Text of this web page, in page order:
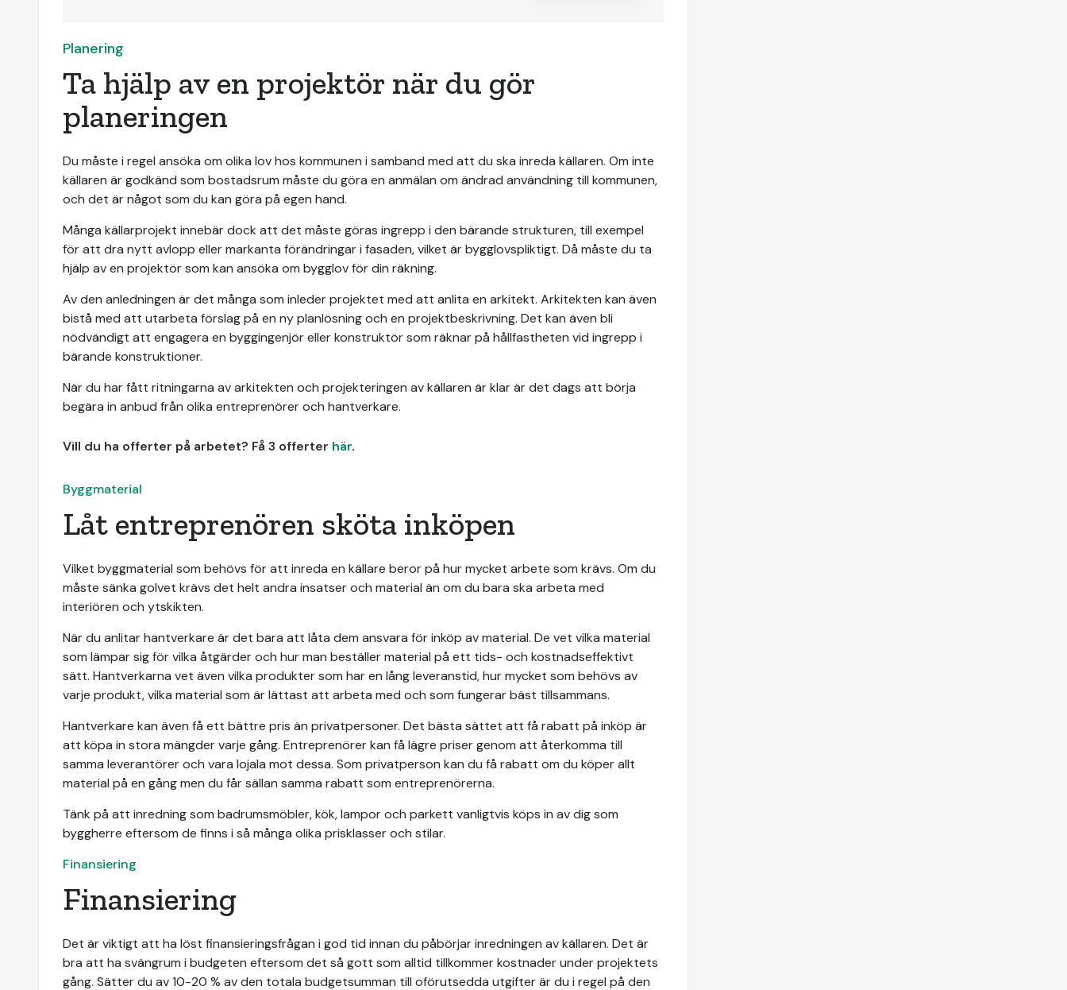
Planering
Ta hjälp av en projektör när du gör
planeringen
Du måste i regel ansöka om olika lov hos kommunen i samband med att du ska inreda källaren. Om inte
källaren är godkänd som bostadsrum måste du göra en anmälan om ändrad användning till kommunen,
och det är något som du kan göra på egen hand.
Många källarprojekt innebär dock att det måste göras ingrepp i den bärande strukturen, till exempel
för att dra nytt avlopp eller markanta förändringar i fasaden, vilket är bygglovspliktigt. Då måste du ta
hjälp av en projektör som kan ansöka om bygglov för din räkning.
Av den anledningen är det många som inleder projektet med att anlita en arkitekt. Arkitekten kan även
bistå med att utarbeta förslag på en ny planlösning och en projektbeskrivning. Det kan även bli
nödvändigt att engagera en byggingenjör eller konstruktör som räknar på hållfastheten vid ingrepp i
bärande konstruktioner.
När du har fått ritningarna av arkitekten och projekteringen av källaren är klar är det dags att börja
begära in anbud från olika entreprenörer och hantverkare.
Vill du ha offerter på arbetet? Få 3 offerter här.
Byggmaterial
Låt entreprenören sköta inköpen
Vilket byggmaterial som behövs för att inreda en källare beror på hur mycket arbete som krävs. Om du
måste sänka golvet krävs det helt andra insatser och material än om du bara ska arbeta med
interiören och ytskikten.
När du anlitar hantverkare är det bara att låta dem ansvara för inköp av material. De vet vilka material
som lämpar sig för vilka åtgärder och hur man beställer material på ett tids- och kostnadseffektivt
sätt. Hantverkarna vet även vilka produkter som har en lång leveranstid, hur mycket som behövs av
varje produkt, vilka material som är lättast att arbeta med och som fungerar bäst tillsammans.
Hantverkare kan även få ett bättre pris än privatpersoner. Det bästa sättet att få rabatt på inköp är
att köpa in stora mängder varje gång. Entreprenörer kan få lägre priser genom att återkomma till
samma leverantörer och vara lojala mot dessa. Som privatperson kan du få rabatt om du köper allt
material på en gång men du får sällan samma rabatt som entreprenörerna.
Tänk på att inredning som badrumsmöbler, kök, lampor och parkett vanligtvis köps in av dig som
byggherre eftersom de finns i så många olika prisklasser och stilar.
Finansiering
Finansiering
Det är viktigt att ha löst finansieringsfrågan i god tid innan du påbörjar inredningen av källaren. Det är
bra att ha svängrum i budgeten eftersom det så gott som alltid tillkommer kostnader under projektets
gång. Sätter du av 10-20 % av den totala budgetsumman till oförutsedda utgifter är du i regel på den